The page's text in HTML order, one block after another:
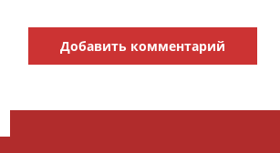
Добавить комментарий